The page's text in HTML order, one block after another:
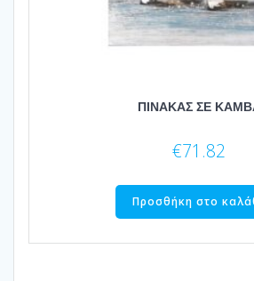
ΠΙΝΑΚΑΣ ΣΕ
€71.82
Προσθήκη στο